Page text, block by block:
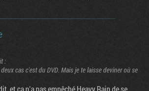
:
cas c'est du DVD. Mais je te laisse deviner où se
et ça n'a pas empêché Heavy Rain de se